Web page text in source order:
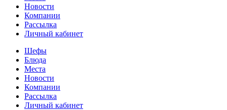
Новости
Компании
Рассылка
Личный кабинет
Шефы
Блюда
Места
Новости
Компании
Рассылка
Личный кабинет